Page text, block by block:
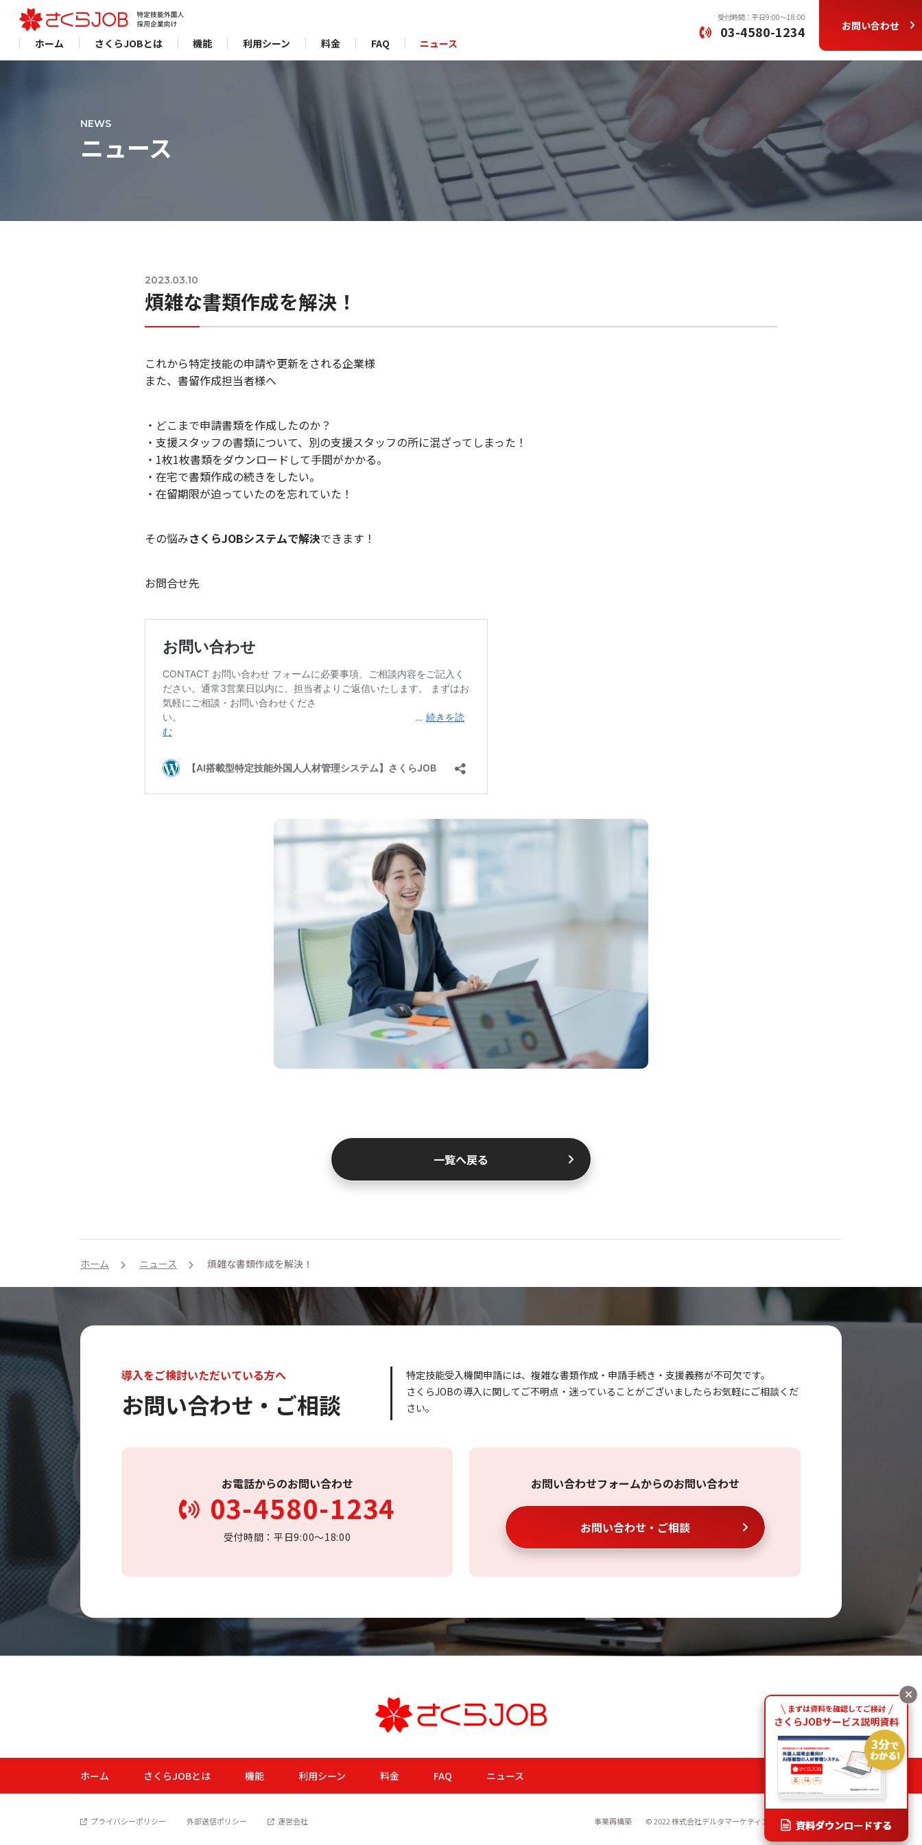
ホーム さくらJOBとは 機能 利用シーン 料金 FAQ ニュース
受付時間：平日9:00〜18:00
03-4580-1234 お問い合わせ
NEWS
ニュース
2023.03.10
煩雑な書類作成を解決！
これから特定技能の申請や更新をされる企業様
また、書留作成担当者様へ
・どこまで申請書類を作成したのか？
・支援スタッフの書類について、別の支援スタッフの所に混ざってしまった！
・1枚1枚書類をダウンロードして手間がかかる。
・在宅で書類作成の続きをしたい。
・在留期限が迫っていたのを忘れていた！
その悩みさくらJOBシステムで解決できます！
お問合せ先
一覧へ戻る
ホーム ニュース 煩雑な書類作成を解決！
導入をご検討いただいている方へ
お問い合わせ・ご相談
特定技能受入機関申請には、複雑な書類作成・ 申請手続き・支援義務が不可欠です。
さくらJOBの導入に関してご不明点・迷っていることがございましたらお気軽にご相談くだ
さい。
お電話からのお問い合わせ
03-4580-1234
受付時間：平日9:00〜18:00
お問い合わせフォームからのお問い合わせ
お問い合わせ・ご相談
ホーム さくらJOBとは 機能 利用シーン 料金 FAQ ニュース
プライバシーポリシー 外部送信ポリシー 運営会社 事業再構築 © 2022 株式会社デルタマーケティング All Rights Reseved.